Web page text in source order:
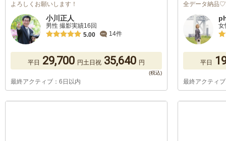
よろしくお願いします！
小川正人
男性 撮影実績16回
5.00
14件
平日 29,700 円土日祝 35,640 円
最終アクティブ：6日以内
全データ納品
女
平日
最終アクティ